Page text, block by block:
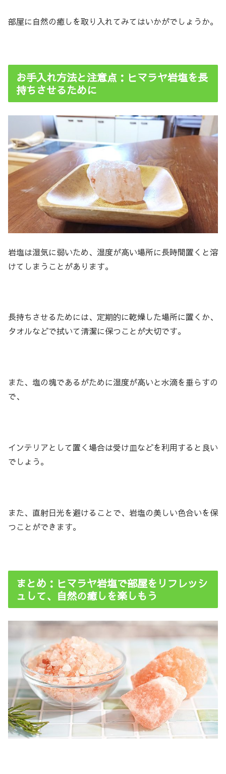
部屋に自然の癒しを取り入れてみてはいかがでしょうか。
お手入れ方法と注意点：ヒマラヤ岩塩を長
持ちさせるために
岩塩は湿気に弱いため、湿度が高い場所に長時間置くと溶
けてしまうことがあります。
長持ちさせるためには、定期的に乾燥した場所に置くか、
タオルなどで拭いて清潔に保つことが大切です。
また、塩の塊であるがために湿度が高いと水滴を垂らすの
で、
インテリアとして置く場合は受け皿などを利用すると良い
でしょう。
また、直射日光を避けることで、岩塩の美しい色合いを保
つことができます。
まとめ：ヒマラヤ岩塩で部屋をリフレッシ
ュして、自然の癒しを楽しもう